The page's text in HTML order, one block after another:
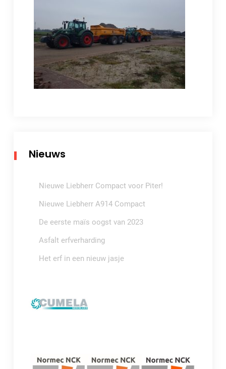
Nieuws
Nieuwe Liebherr Compact voor Piter!
Nieuwe Liebherr A914 Compact
De eerste maïs oogst van 2023
Asfalt erfverharding
Het erf in een nieuw jasje